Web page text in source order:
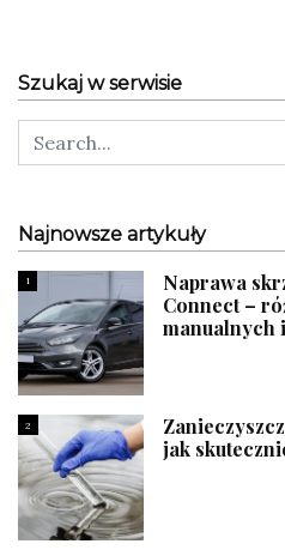
Szukaj w serwisie
Najnowsze artykuły
1
Naprawa
Connect –
manualnych
2
jak